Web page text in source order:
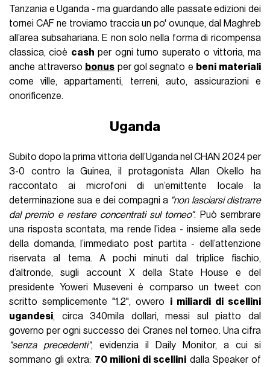
Tanzania e Uganda - ma guardando alle passate edizioni dei
tornei CAF ne troviamo traccia un po' ovunque, dal Maghreb
all’area subsahariana. E non solo nella forma di ricompensa
classica, cioè cash per ogni turno superato o vittoria, ma
anche attraverso bonus per gol segnato e beni materiali
come ville, appartamenti, terreni, auto, assicurazioni e
onorificenze.
Uganda
Subito dopo la prima vittoria dell’Uganda nel CHAN 2024 per
3-0 contro la Guinea, il protagonista Allan Okello ha
raccontato ai microfoni di un’emittente locale la
determinazione sua e dei compagni a "non lasciarsi distrarre
dal premio e restare concentrati sul torneo". Può sembrare
una risposta scontata, ma rende l’idea - insieme alla sede
della domanda, l’immediato post partita - dell’attenzione
riservata al tema. A pochi minuti dal triplice fischio,
d’altronde, sugli account X della State House e del
presidente Yoweri Museveni è comparso un tweet con
scritto semplicemente "1.2", ovvero i miliardi di scellini
ugandesi, circa 340mila dollari, messi sul piatto dal
governo per ogni successo dei Cranes nel torneo. Una cifra
"senza precedenti", evidenzia il Daily Monitor, a cui si
sommano gli extra: 70 milioni di scellini dalla Speaker of